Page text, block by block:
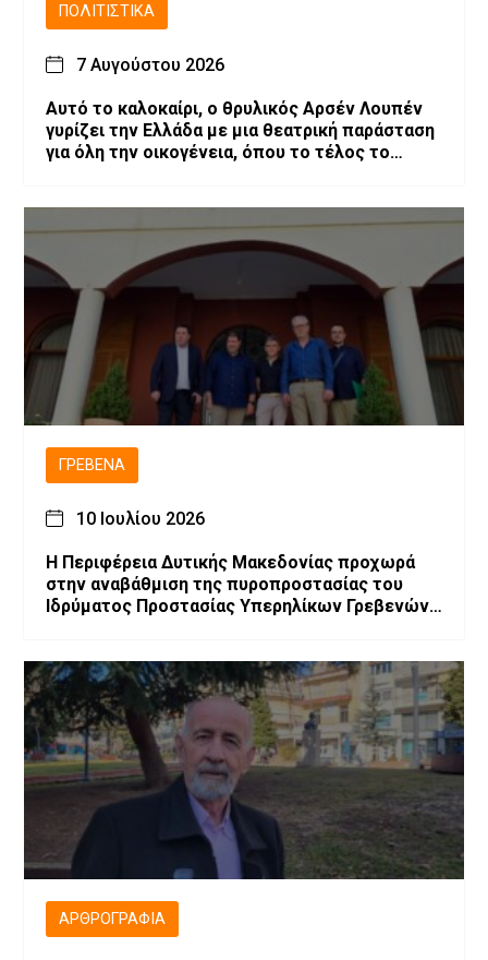
ΠΟΛΙΤΙΣΤΙΚΆ
7 Αυγούστου 2026
Αυτό το καλοκαίρι, ο θρυλικός Αρσέν Λουπέν
γυρίζει την Ελλάδα με μια θεατρική παράσταση
για όλη την οικογένεια, όπου το τέλος το
ΓΡΕΒΕΝΆ
10 Ιουλίου 2026
Η Περιφέρεια Δυτικής Μακεδονίας προχωρά
στην αναβάθμιση της πυροπροστασίας του
Ιδρύματος Προστασίας Υπερηλίκων Γρεβενών
ΑΡΘΡΟΓΡΑΦΊΑ